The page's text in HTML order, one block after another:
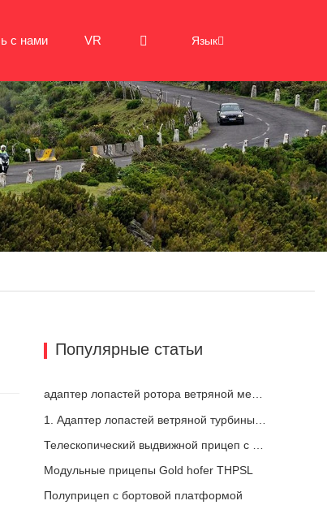
с нами VR Язык
Популярные статьи
адаптер лопастей ротора ветряной мельницы
Модульные прицепы Gold hofer THPSL
Полуприцеп с бортовой платформой